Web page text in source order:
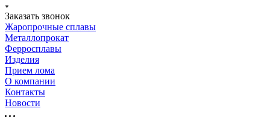
Заказать звонок
Жаропрочные сплавы
Металлопрокат
Ферросплавы
Изделия
Прием лома
О компании
Контакты
Новости